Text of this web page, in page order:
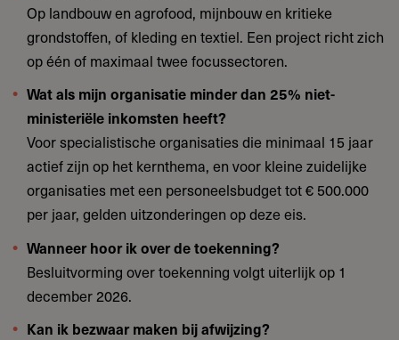
Op landbouw en agrofood, mijnbouw en kritieke
grondstoffen, of kleding en textiel. Een project richt zich
op één of maximaal twee focussectoren.
Wat als mijn organisatie minder dan 25% niet-
ministeriële inkomsten heeft?
Voor specialistische organisaties die minimaal 15 jaar
actief zijn op het kernthema, en voor kleine zuidelijke
organisaties met een personeelsbudget tot € 500.000
per jaar, gelden uitzonderingen op deze eis.
Wanneer hoor ik over de toekenning?
Besluitvorming over toekenning volgt uiterlijk op 1
december 2026.
Kan ik bezwaar maken bij afwijzing?